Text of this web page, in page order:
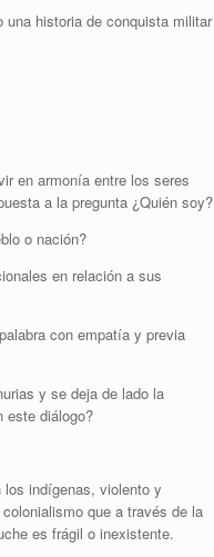
una historia de conquista militar
en armonía entre los seres
a la pregunta ¿Quién soy?
o nación?
en relación a sus
con empatía y previa
y se deja de lado la
este diálogo?
indígenas, violento y
que a través de la
es frágil o inexistente.